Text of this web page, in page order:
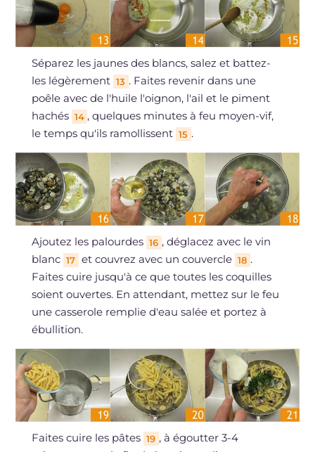
Séparez les jaunes des blancs, salez et battez-
les légèrement 13 . Faites revenir dans une
poêle avec de l'huile l'oignon, l'ail et le piment
hachés 14 , quelques minutes à feu moyen-vif,
le temps qu'ils ramollissent 15 .
Ajoutez les palourdes 16 , déglacez avec le vin
blanc 17 et couvrez avec un couvercle 18 .
Faites cuire jusqu'à ce que toutes les coquilles
soient ouvertes. En attendant, mettez sur le feu
une casserole remplie d'eau salée et portez à
ébullition.
Faites cuire les pâtes 19 , à égoutter 3-4